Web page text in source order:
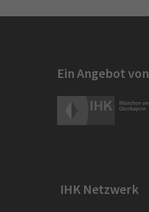
Ein Angebot von
IHK Netzwerk